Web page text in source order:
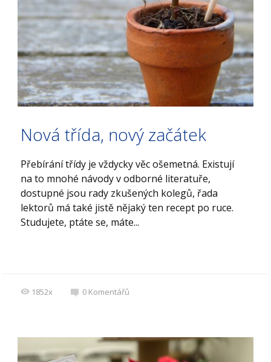
Nová třída, nový začátek
Přebírání třídy je vždycky věc ošemetná. Existují
na to mnohé návody v odborné literatuře,
dostupné jsou rady zkušených kolegů, řada
lektorů má také jistě nějaký ten recept po ruce.
Studujete, ptáte se, máte...
1852x 0 Komentářů